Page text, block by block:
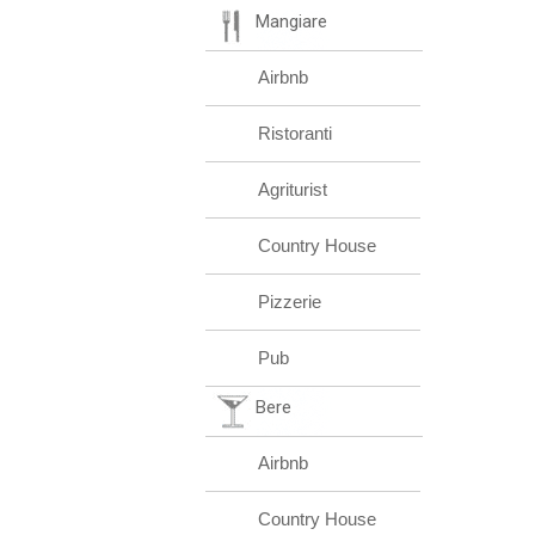
Mangiare
Airbnb
Ristoranti
Agriturist
Country House
Pizzerie
Pub
Bere
Airbnb
Country House